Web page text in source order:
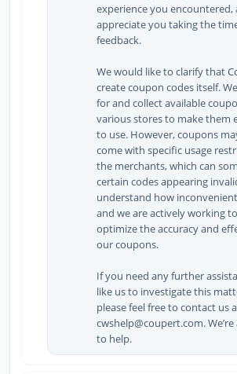
experience you encountered,
appreciate you taking the
feedback.
We would like to clarify that
create coupon codes itself.
for and collect available
various stores to make them
to use. However, coupons
come with specific usage
the merchants, which can
certain codes appearing
understand how
and we are actively working
optimize the accuracy and
our coupons.
If you need any further
like us to investigate this
please feel free to contact us
cwshelp@coupert.com.
to help.